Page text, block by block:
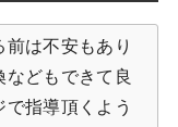
は不安もあり
などもできて良
指導頂くよう